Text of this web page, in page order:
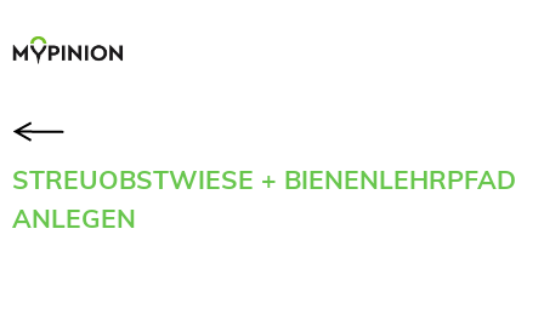
STREUOBSTWIESE + BIENENLEHRPFAD
ANLEGEN